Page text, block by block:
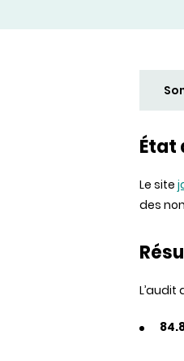
État
Le site
des